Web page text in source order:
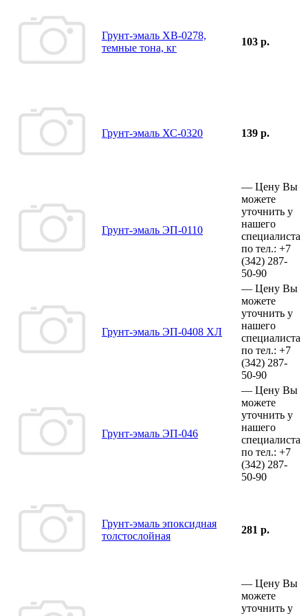
Грунт-эмаль ХВ-0278,
темные тона, кг
103 р.
Грунт-эмаль ХС-0320 139 р.
Грунт-эмаль ЭП-0110
— Цену Вы
можете
уточнить у
нашего
специалиста
по тел.: +7
(342) 287-
50-90
Грунт-эмаль ЭП-0408 ХЛ
— Цену Вы
можете
уточнить у
нашего
специалиста
по тел.: +7
(342) 287-
50-90
Грунт-эмаль ЭП-046
— Цену Вы
можете
уточнить у
нашего
специалиста
по тел.: +7
(342) 287-
50-90
Грунт-эмаль эпоксидная
толстослойная
281 р.
— Цену Вы
можете
уточнить у